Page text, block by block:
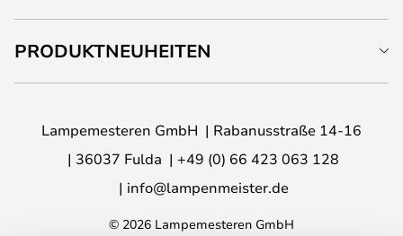
PRODUKTNEUHEITEN
Lampemesteren GmbH
Rabanusstraße 14-16
36037 Fulda
+49 (0) 66 423 063 128
info@lampenmeister.de
© 2026 Lampemesteren GmbH